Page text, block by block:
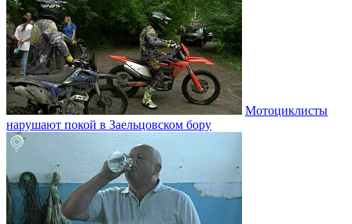
Мотоциклисты
нарушают покой в Заельцовском бору